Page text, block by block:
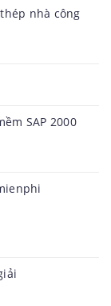
nhà công
SAP 2000